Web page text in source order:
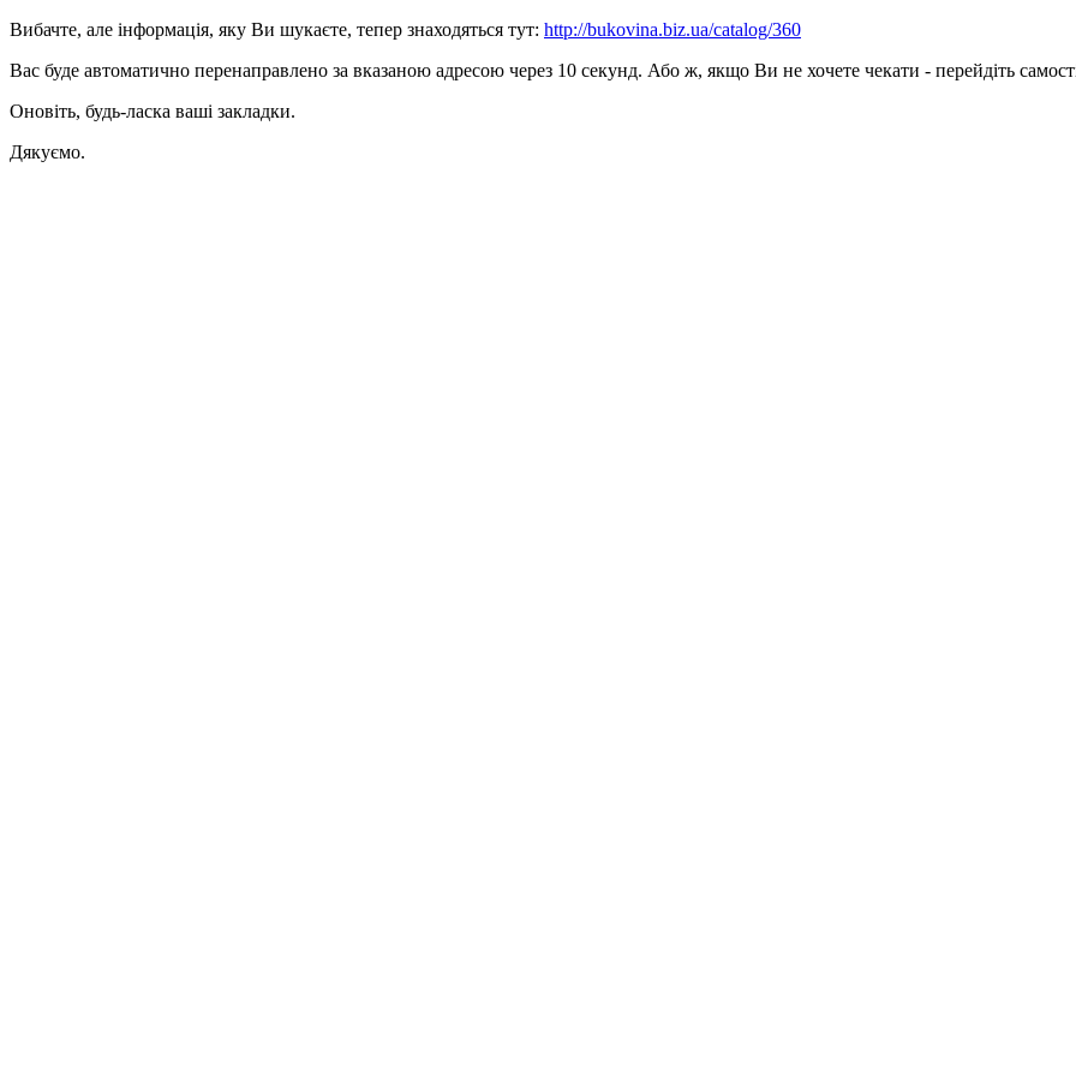
Вибачте, але інформація, яку Ви шукаєте, тепер знаходяться тут: http://bukovina.biz.ua/catalog/360
Вас буде автоматично перенаправлено за вказаною адресою через 10 секунд. Або ж, якщо Ви не хочете чекати - перейдіть
Оновіть, будь-ласка ваші закладки.
Дякуємо.